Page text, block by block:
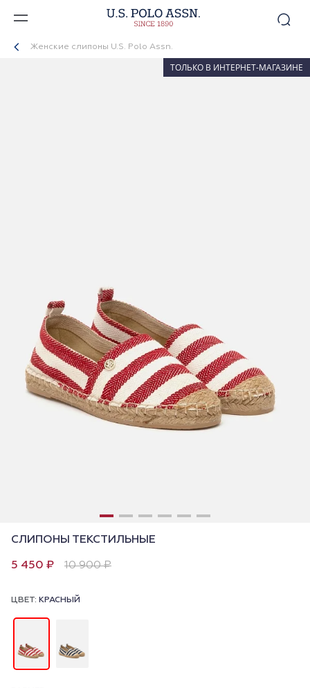
Женские слипоны U.S. Polo Assn.
ТОЛЬКО В ИНТЕРНЕТ-МАГАЗИНЕ
СЛИПОНЫ ТЕКСТИЛЬНЫЕ
5 450 ₽ 10 900 ₽
ЦВЕТ: КРАСНЫЙ